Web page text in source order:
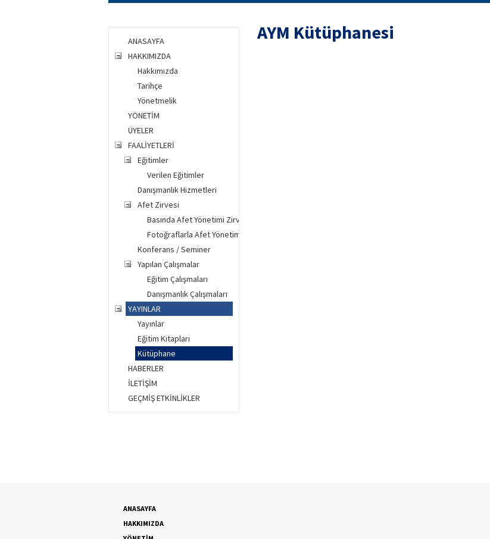
ANASAYFA
HAKKIMIZDA
Hakkımızda
Tarihçe
Yönetmelik
YÖNETİM
ÜYELER
FAALİYETLERİ
Eğitimler
Verilen Eğitimler
Danışmanlık Hizmetleri
Afet Zirvesi
Basında Afet Yönetimi Zirvesi
Fotoğraflarla Afet Yönetimi Zirvesi
Konferans / Seminer
Yapılan Çalışmalar
Eğitim Çalışmaları
Danışmanlık Çalışmaları
YAYINLAR
Yayınlar
Eğitim Kitapları
Kütüphane
HABERLER
İLETİŞİM
GEÇMİŞ ETKİNLİKLER
AYM Kütüphanesi
ANASAYFA
HAKKIMIZDA